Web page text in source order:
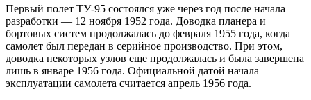
Первый полет ТУ-95 состоялся уже через год после начала
разработки — 12 ноября 1952 года. Доводка планера и
бортовых систем продолжалась до февраля 1955 года, когда
самолет был передан в серийное производство. При этом,
доводка некоторых узлов еще продолжалась и была завершена
лишь в январе 1956 года. Официальной датой начала
эксплуатации самолета считается апрель 1956 года.